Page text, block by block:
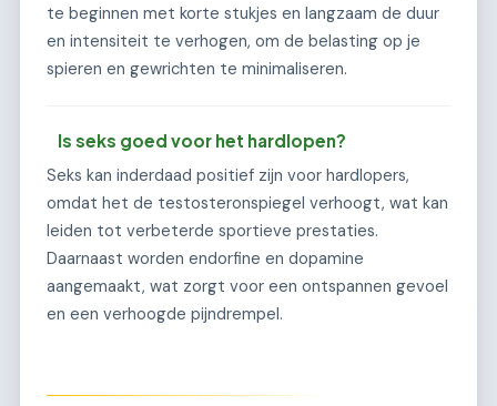
te beginnen met korte stukjes en langzaam de duur
en intensiteit te verhogen, om de belasting op je
spieren en gewrichten te minimaliseren.
Is seks goed voor het hardlopen?
Seks kan inderdaad positief zijn voor hardlopers,
omdat het de testosteronspiegel verhoogt, wat kan
leiden tot verbeterde sportieve prestaties.
Daarnaast worden endorfine en dopamine
aangemaakt, wat zorgt voor een ontspannen gevoel
en een verhoogde pijndrempel.